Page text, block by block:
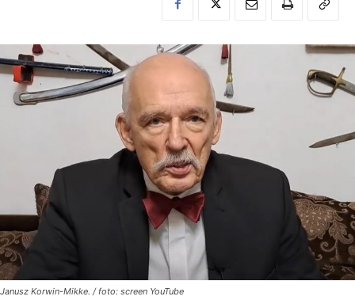
Janusz Korwin-Mikke. / foto: screen YouTube